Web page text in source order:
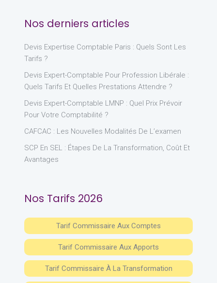
Nos derniers articles
Devis Expertise Comptable Paris : Quels Sont Les
Tarifs ?
Devis Expert-Comptable Pour Profession Libérale :
Quels Tarifs Et Quelles Prestations Attendre ?
Devis Expert-Comptable LMNP : Quel Prix Prévoir
Pour Votre Comptabilité ?
CAFCAC : Les Nouvelles Modalités De L’examen
SCP En SEL : Étapes De La Transformation, Coût Et
Avantages
Nos Tarifs 2026
Tarif Commissaire Aux Comptes
Tarif Commissaire Aux Apports
Tarif Commissaire À La Transformation